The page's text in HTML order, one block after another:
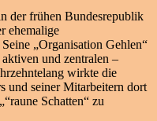
der frühen Bundesrepublik
ehemalige
„Organisation Gehlen“
und zentralen –
wirkte die
und seiner Mitarbeitern dort
Schatten“ zu